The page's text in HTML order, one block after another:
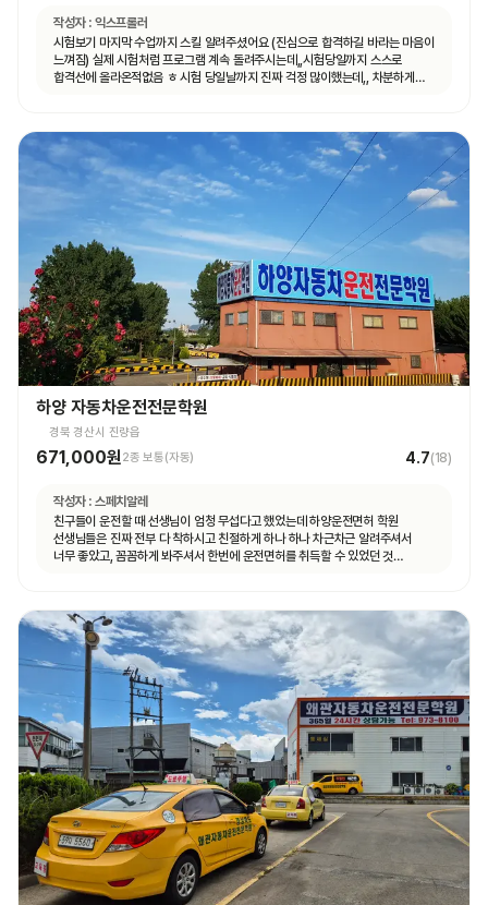
작성자 : 익스프롤러
시험보기 마지막 수업까지 스킬 알려주셨어요 (진심으로 합격하길 바라는 마음이
느껴짐) 실제 시험처럼 프로그램 계속 돌려주시는데,,시험당일까지 스스로
합격선에 올라온적없음 ㅎ 시험 당일날까지 진짜 걱정 많이했는데,, 차분하게
하양 자동차운전전문학원
경북 경산시 진량읍
671,000원 2종 보통(자동) 4.7(18)
작성자 : 스페치알레
친구들이 운전할 때 선생님이 엄청 무섭다고 했었는데 하양운전면허 학원
선생님들은 진짜 전부 다 착하시고 친절하게 하나 하나 차근차근 알려주셔서
너무 좋았고, 꼼꼼하게 봐주셔서 한번에 운전면허를 취득할 수 있었던 것